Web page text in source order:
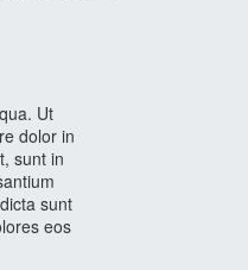
Ut
dolor in
sunt in
sunt
eos